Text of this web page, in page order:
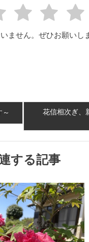
ません。ぜひお願いし
花信相次ぎ、
する記事